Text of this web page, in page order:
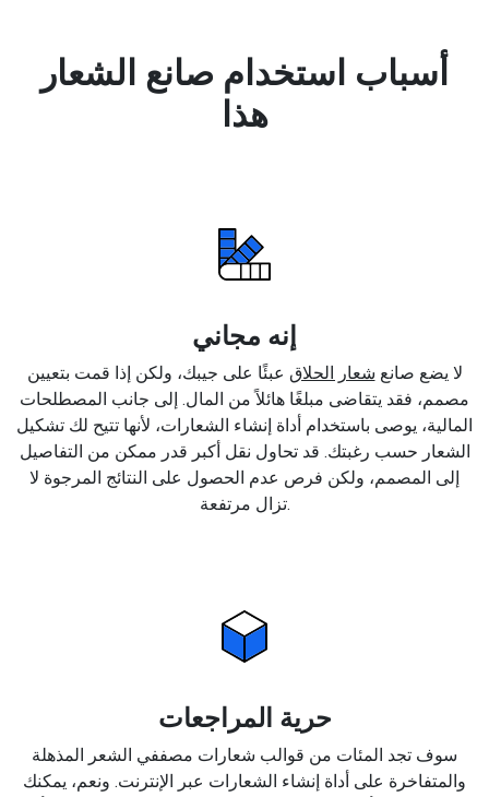
أسباب استخدام صانع الشعار
هذا
إنه مجاني
لا يضع صانع شعار الحلاق عبئًا على جيبك، ولكن إذا قمت بتعيين
مصمم، فقد يتقاضى مبلغًا هائلاً من المال. إلى جانب المصطلحات
المالية، يوصى باستخدام أداة إنشاء الشعارات، لأنها تتيح لك تشكيل
الشعار حسب رغبتك. قد تحاول نقل أكبر قدر ممكن من التفاصيل
إلى المصمم، ولكن فرص عدم الحصول على النتائج المرجوة لا
تزال مرتفعة.
حرية المراجعات
سوف تجد المئات من قوالب شعارات مصففي الشعر المذهلة
والمتفاخرة على أداة إنشاء الشعارات عبر الإنترنت. ونعم، يمكنك